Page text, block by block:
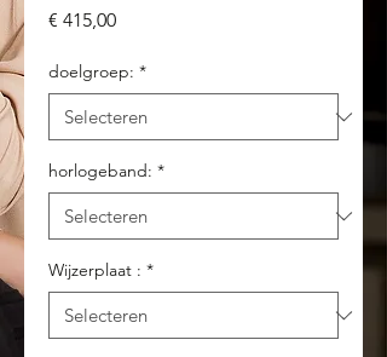
€ 415,00Prijs
doelgroep: *
horlogeband: *
Wijzerplaat : *